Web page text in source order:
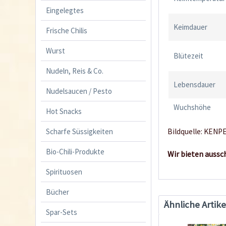
Eingelegtes
Frische Chilis
Wurst
Nudeln, Reis & Co.
Nudelsaucen / Pesto
Hot Snacks
Scharfe Süssigkeiten
Bio-Chili-Produkte
Spirituosen
Bücher
Spar-Sets
Keimdauer
Blütezeit
Lebensdauer
Wuchshöhe
Bildquelle:
Wir bieten
Ähnliche